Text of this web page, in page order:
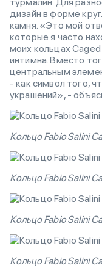
дизайн в форме
камня. «Это мой
которые я часто
моих кольцах
интимна. Вместо
центральным
- как символ того,
украшений», -
Кольцо Fabio Salini
Кольцо Fabio Salini
Кольцо Fabio Salini
Кольцо Fabio Salini